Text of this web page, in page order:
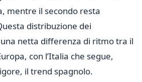
mentre il secondo resta
distribuzione dei
netta differenza di ritmo tra il
con l’Italia che segue,
il trend spagnolo.